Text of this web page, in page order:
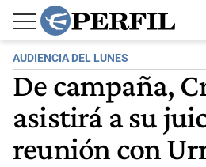
AUDIENCIA DEL LUNES
De campaña,
asistirá a su
reunión con